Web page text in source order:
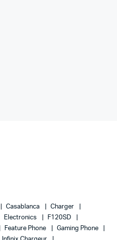
Casablanca
Charger
Electronics
F120SD
Feature Phone
Gaming Phone